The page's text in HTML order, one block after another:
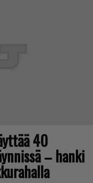
40
– hanki